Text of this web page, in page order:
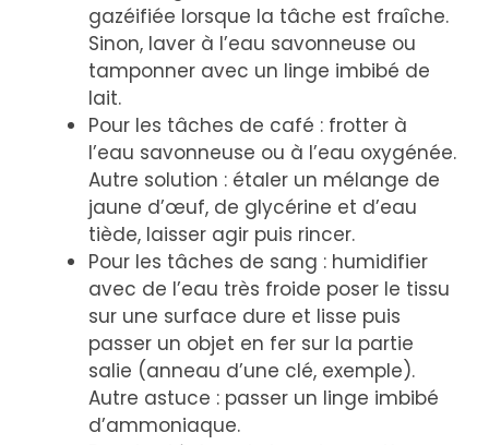
gazéifiée lorsque la tâche est fraîche.
Sinon, laver à l’eau savonneuse ou
tamponner avec un linge imbibé de
lait.
Pour les tâches de café : frotter à
l’eau savonneuse ou à l’eau oxygénée.
Autre solution : étaler un mélange de
jaune d’œuf, de glycérine et d’eau
tiède, laisser agir puis rincer.
Pour les tâches de sang : humidifier
avec de l’eau très froide poser le tissu
sur une surface dure et lisse puis
passer un objet en fer sur la partie
salie (anneau d’une clé, exemple).
Autre astuce : passer un linge imbibé
d’ammoniaque.